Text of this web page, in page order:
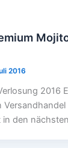
2016
2016
in den